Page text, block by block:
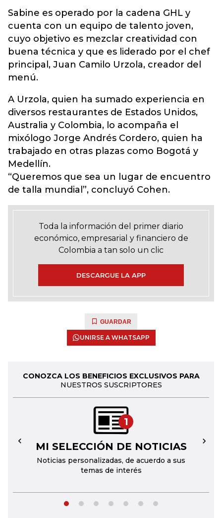
Sabine es operado por la cadena GHL y
cuenta con un equipo de talento joven,
cuyo objetivo es mezclar creatividad con
buena técnica y que es liderado por el chef
principal, Juan Camilo Urzola, creador del
menú.
A Urzola, quien ha sumado experiencia en
diversos restaurantes de Estados Unidos,
Australia y Colombia, lo acompaña el
mixólogo Jorge Andrés Cordero, quien ha
trabajado en otras plazas como Bogotá y
Medellín.
“Queremos que sea un lugar de encuentro
de talla mundial”, concluyó Cohen.
Toda la información del primer diario
económico, empresarial y financiero de
Colombia a tan solo un clic
DESCARGUE LA APP
GUARDAR
UNIRSE A WHATSAPP
CONOZCA LOS BENEFICIOS EXCLUSIVOS PARA
NUESTROS SUSCRIPTORES
1
MI SELECCIÓN DE NOTICIAS
Noticias personalizadas, de acuerdo a sus
temas de interés
← →